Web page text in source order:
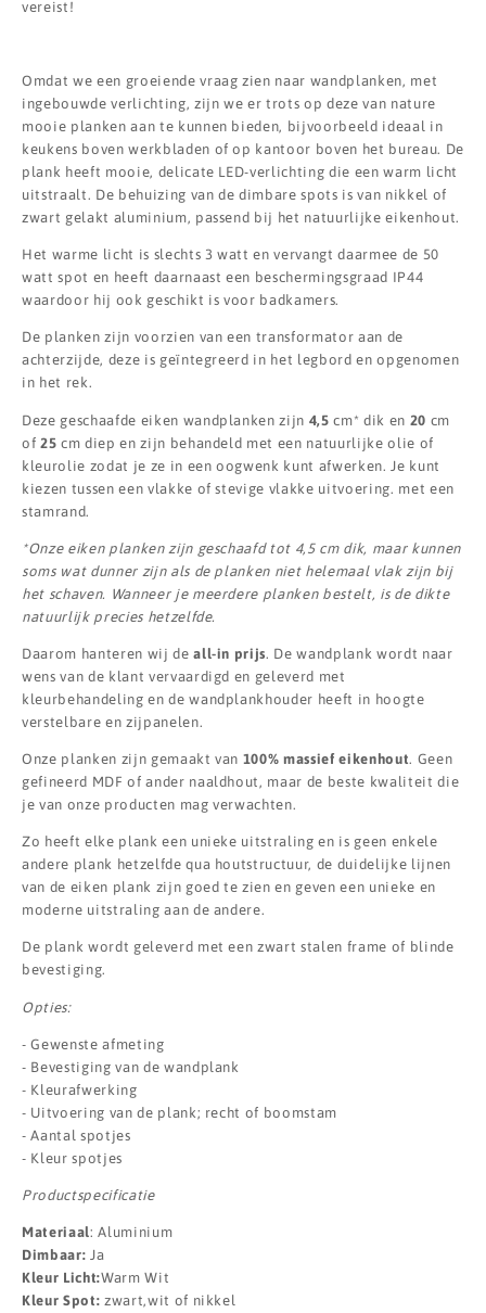
vereist!
Omdat we een groeiende vraag zien naar wandplanken, met
ingebouwde verlichting, zijn we er trots op deze van nature
mooie planken aan te kunnen bieden, bijvoorbeeld ideaal in
keukens boven werkbladen of op kantoor boven het bureau. De
plank heeft mooie, delicate LED-verlichting die een warm licht
uitstraalt. De behuizing van de dimbare spots is van nikkel of
zwart gelakt aluminium, passend bij het natuurlijke eikenhout.
Het warme licht is slechts 3 watt en vervangt daarmee de 50
watt spot en heeft daarnaast een beschermingsgraad IP44
waardoor hij ook geschikt is voor badkamers.
De planken zijn voorzien van een transformator aan de
achterzijde, deze is geïntegreerd in het legbord en opgenomen
in het rek.
Deze geschaafde eiken wandplanken zijn 4,5 cm* dik en 20 cm
of 25 cm diep en zijn behandeld met een natuurlijke olie of
kleurolie zodat je ze in een oogwenk kunt afwerken. Je kunt
kiezen tussen een vlakke of stevige vlakke uitvoering. met een
stamrand.
*Onze eiken planken zijn geschaafd tot 4,5 cm dik, maar kunnen
soms wat dunner zijn als de planken niet helemaal vlak zijn bij
het schaven. Wanneer je meerdere planken bestelt, is de dikte
natuurlijk precies hetzelfde.
Daarom hanteren wij deall-in prijs. De wandplank wordt naar
wens van de klant vervaardigd en geleverd met
kleurbehandeling en de wandplankhouder heeft in hoogte
verstelbare en zijpanelen.
Onze planken zijn gemaakt van 100% massief eikenhout. Geen
gefineerd MDF of ander naaldhout, maar de beste kwaliteit die
je van onze producten mag verwachten.
Zo heeft elke plank een unieke uitstraling en is geen enkele
andere plank hetzelfde qua houtstructuur, de duidelijke lijnen
van de eiken plank zijn goed te zien en geven een unieke en
moderne uitstraling aan de andere.
De plank wordt geleverd met een zwart stalen frame of blinde
bevestiging.
Opties:
- Gewenste afmeting
- Bevestiging van de wandplank
- Kleurafwerking
- Uitvoering van de plank; recht of boomstam
- Aantal spotjes
- Kleur spotjes
Productspecificatie
Materiaal: Aluminium
Dimbaar: Ja
Kleur Licht:Warm Wit
Kleur Spot: zwart,wit of nikkel